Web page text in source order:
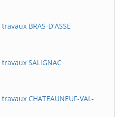
BRAS-D'ASSE
SALiGNAC
CHATEAUNEUF-VAL-